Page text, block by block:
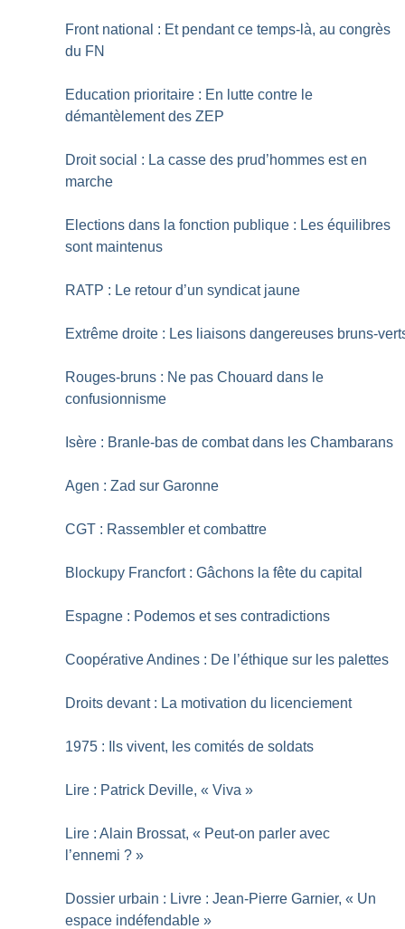
Front national : Et pendant ce temps-là, au congrès
du FN
Education prioritaire : En lutte contre le
démantèlement des ZEP
Droit social : La casse des prud’hommes est en
marche
Elections dans la fonction publique : Les équilibres
sont maintenus
RATP : Le retour d’un syndicat jaune
Extrême droite : Les liaisons dangereuses bruns-
Rouges-bruns : Ne pas Chouard dans le
confusionnisme
Isère : Branle-bas de combat dans les Chambarans
Agen : Zad sur Garonne
CGT : Rassembler et combattre
Blockupy Francfort : Gâchons la fête du capital
Espagne : Podemos et ses contradictions
Coopérative Andines : De l’éthique sur les palettes
Droits devant : La motivation du licenciement
1975 : Ils vivent, les comités de soldats
Lire : Patrick Deville, « Viva »
Lire : Alain Brossat, « Peut-on parler avec
l’ennemi ? »
Dossier urbain : Livre : Jean-Pierre Garnier, « Un
espace indéfendable »